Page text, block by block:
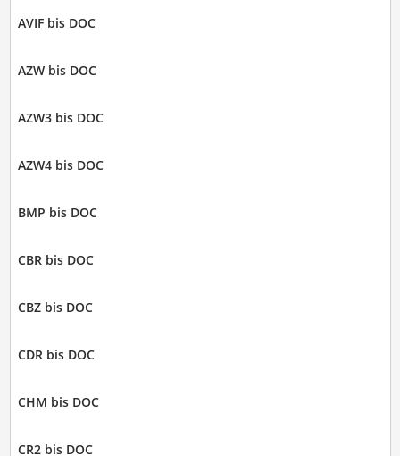
AVIF bis DOC
AZW bis DOC
AZW3 bis DOC
AZW4 bis DOC
BMP bis DOC
CBR bis DOC
CBZ bis DOC
CDR bis DOC
CHM bis DOC
CR2 bis DOC